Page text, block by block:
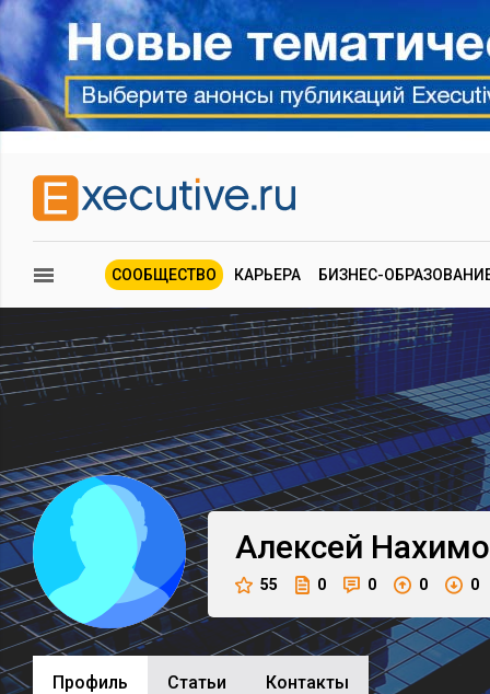
СООБЩЕСТВО КАРЬЕРА БИЗНЕС-
Алексей
55 0 0 0 0
Профиль Cтатьи Контакты